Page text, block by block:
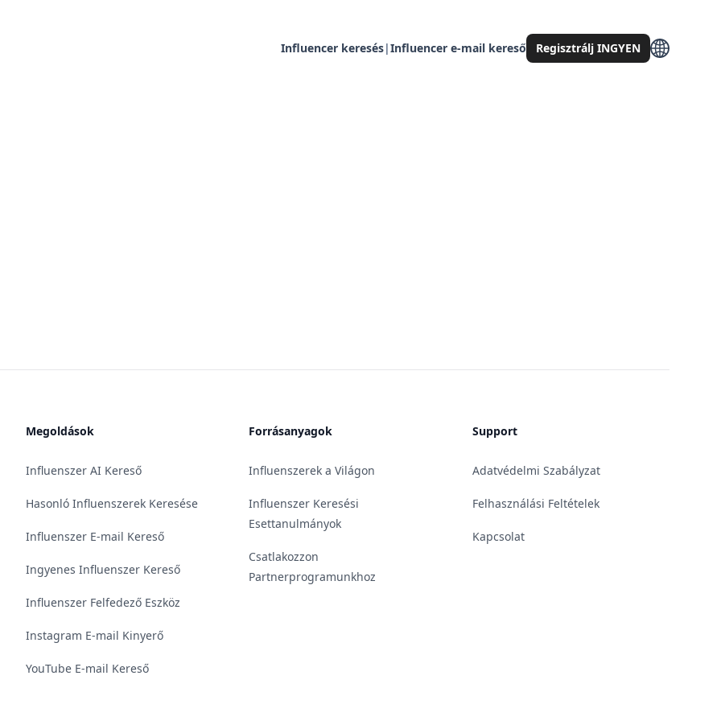
Influencer keresés|Influencer e-mail kereső Regisztrálj INGYEN
Megoldások
Influenszer AI Kereső
Hasonló Influenszerek Keresése
Influenszer E-mail Kereső
Ingyenes Influenszer Kereső
Influenszer Felfedező Eszköz
Instagram E-mail Kinyerő
YouTube E-mail Kereső
Forrásanyagok
Influenszerek a Világon
Influenszer Keresési
Esettanulmányok
Csatlakozzon
Partnerprogramunkhoz
Support
Adatvédelmi Szabályzat
Felhasználási Feltételek
Kapcsolat